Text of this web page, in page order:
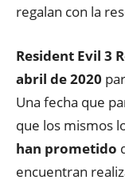
regalan con la
Resident Evil 3
abril de 2020
Una fecha que
que los mismos
han prometido
encuentran